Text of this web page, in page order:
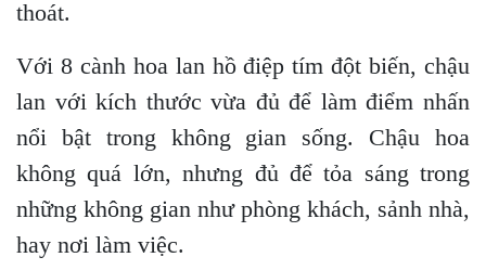
thoát.
Với 8 cành hoa lan hồ điệp tím đột biến, chậu
lan với kích thước vừa đủ để làm điểm nhấn
nổi bật trong không gian sống. Chậu hoa
không quá lớn, nhưng đủ để tỏa sáng trong
những không gian như phòng khách, sảnh nhà,
hay nơi làm việc.